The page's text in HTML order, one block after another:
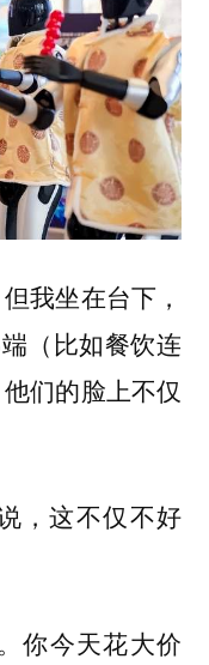
我坐在台下，
（比如餐饮连
们的脸上不仅
，这不仅不好
你今天花大价